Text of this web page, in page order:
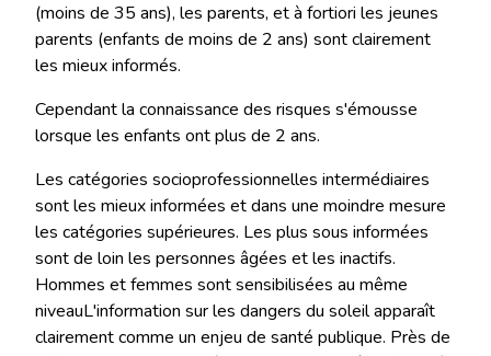
(moins de 35 ans), les parents, et à fortiori les jeunes
parents (enfants de moins de 2 ans) sont clairement
les mieux informés.
Cependant la connaissance des risques s'émousse
lorsque les enfants ont plus de 2 ans.
Les catégories socioprofessionnelles intermédiaires
sont les mieux informées et dans une moindre mesure
les catégories supérieures. Les plus sous informées
sont de loin les personnes âgées et les inactifs.
Hommes et femmes sont sensibilisées au même
niveauL'information sur les dangers du soleil apparaît
clairement comme un enjeu de santé publique. Près de